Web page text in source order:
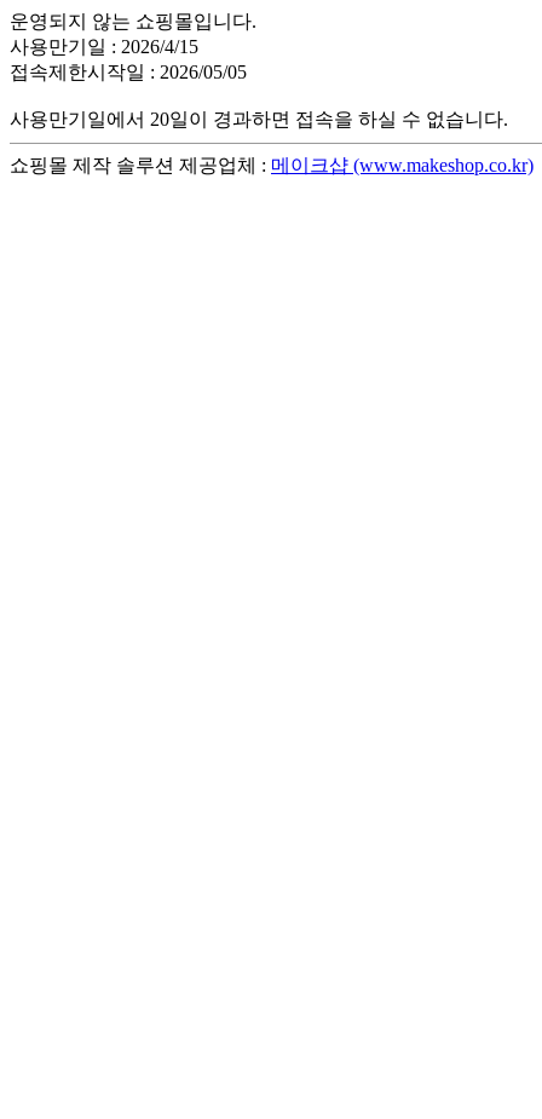
운영되지 않는 쇼핑몰입니다.
사용만기일 : 2026/4/15
접속제한시작일 : 2026/05/05
사용만기일에서 20일이 경과하면 접속을 하실 수 없습니다.
쇼핑몰 제작 솔루션 제공업체 : 메이크샵 (www.makeshop.co.kr)